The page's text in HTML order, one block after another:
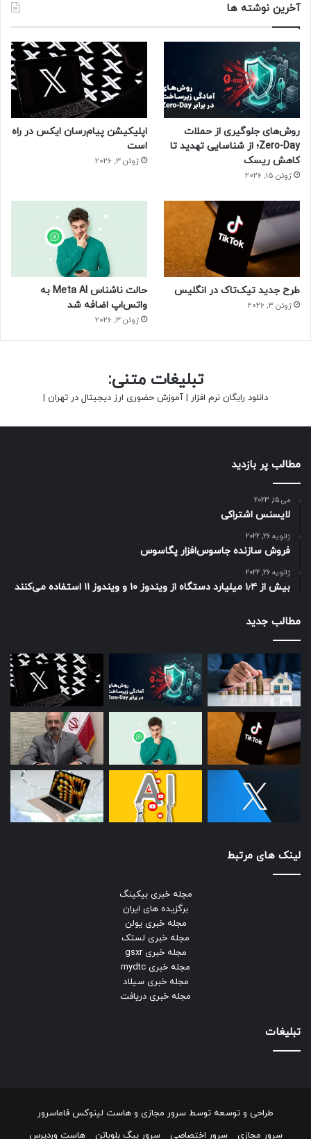
آخرین نوشته ها
روش‌های جلوگیری از حملات
Zero-Day؛ از شناسایی تهدید تا
کاهش ریسک
ژوئن 15, 2026
اپلیکیشن پیام‌رسان ایکس در راه
است
ژوئن 3, 2026
طرح جدید تیک‌تاک در انگلیس
ژوئن 3, 2026
حالت ناشناس Meta AI به
واتس‌اپ اضافه شد
ژوئن 3, 2026
تبلیغات متنی:
دانلود رایگان نرم افزار آموزش حضوری ارز دیجیتال در تهران
مطالب پر بازدید
می 15, 2023
لایسنس اشتراکی
ژانویه 26, 2022
فروش سازنده جاسوس‌افزار پگاسوس
ژانویه 26, 2022
بیش از ۱٫۴ میلیارد دستگاه از ویندوز ۱۰ و ویندوز ۱۱ استفاده می‌کنند
مطالب جدید
لینک های مرتبط
مجله خبری بیکینگ
برگزیده های ایران
مجله خبری یولن
مجله خبری لستک
مجله خبری gsxr
مجله خبری mydtc
مجله خبری سیلاد
مجله خبری دریافت
تبلیغات
طراحی و توسعه توسط سرور مجازی و هاست لینوکس فاماسرور
سرور مجازی
سرور اختصاصی سرور بیگ بلوباتن هاست وردپرس